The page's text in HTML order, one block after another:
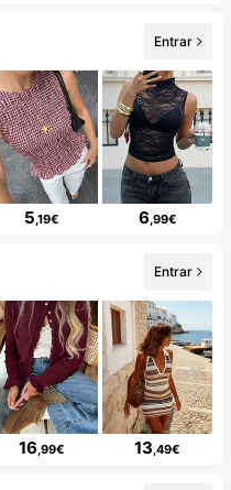
Entrar
5,19€ 6,99€
Entrar
16,99€ 13,49€